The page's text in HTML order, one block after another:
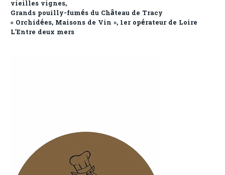
vieilles vignes,
Grands pouilly-fumés du Château de Tracy
« Orchidées, Maisons de Vin », 1er opérateur de Loire
L’Entre deux mers